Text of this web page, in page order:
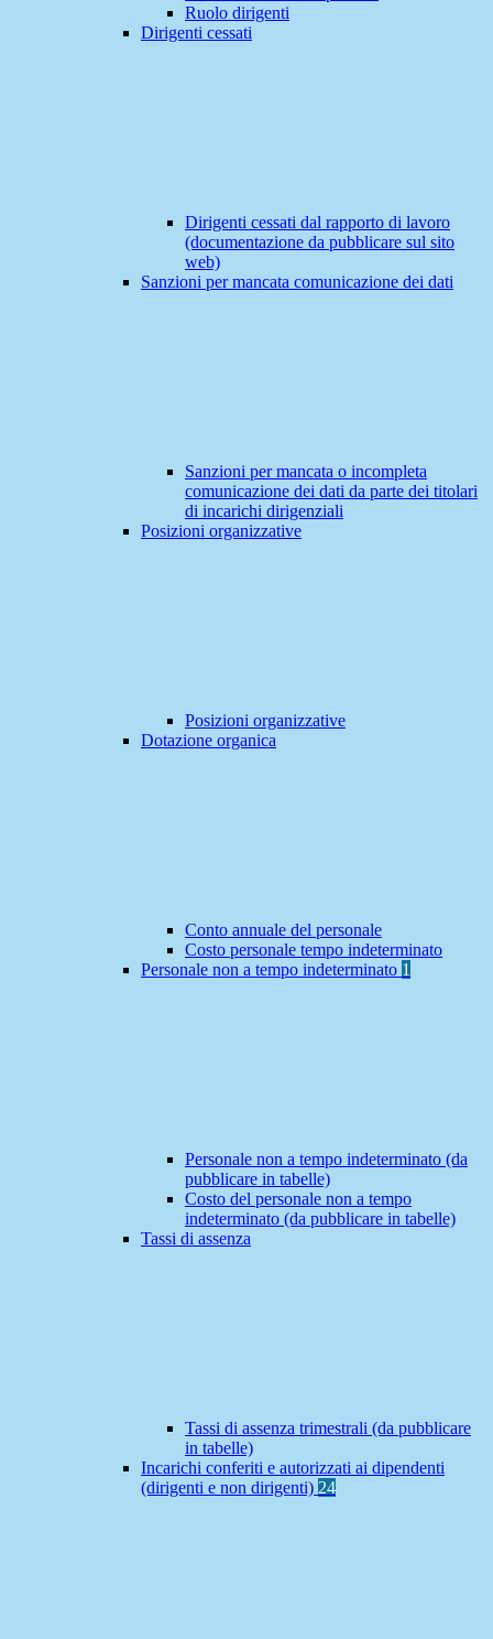
Ruolo dirigenti
Dirigenti cessati
Dirigenti cessati dal rapporto di lavoro
(documentazione da pubblicare sul sito
web)
Sanzioni per mancata comunicazione dei dati
Sanzioni per mancata o incompleta
comunicazione dei dati da parte dei titolari
di incarichi dirigenziali
Posizioni organizzative
Posizioni organizzative
Dotazione organica
Conto annuale del personale
Costo personale tempo indeterminato
Personale non a tempo indeterminato 1
Personale non a tempo indeterminato (da
pubblicare in tabelle)
Costo del personale non a tempo
indeterminato (da pubblicare in tabelle)
Tassi di assenza
Tassi di assenza trimestrali (da pubblicare
in tabelle)
Incarichi conferiti e autorizzati ai dipendenti
(dirigenti e non dirigenti) 24